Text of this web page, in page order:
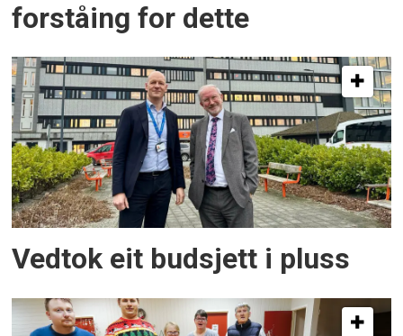
forståing for dette
Vedtok eit budsjett i pluss